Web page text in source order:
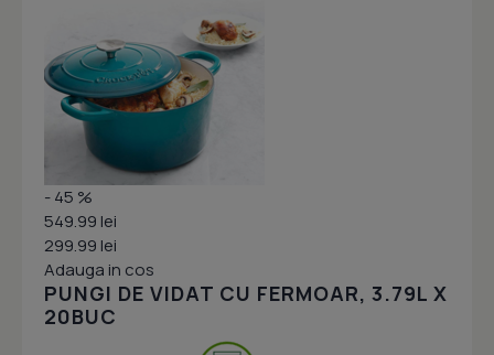
- 45 %
549.99 lei
299.99 lei
Adauga in cos
PUNGI DE VIDAT CU FERMOAR, 3.79L X
20BUC